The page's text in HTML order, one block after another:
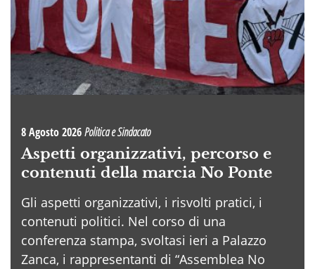
8 Agosto 2026Politica e Sindacato
Aspetti organizzativi, percorso e
contenuti della marcia No Ponte
Gli aspetti organizzativi, i risvolti pratici, i
contenuti politici. Nel corso di una
conferenza stampa, svoltasi ieri a Palazzo
Zanca, i rappresentanti di “Assemblea No